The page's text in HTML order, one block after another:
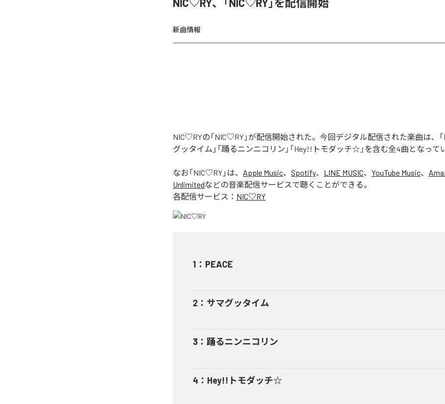
新曲情報
NIC♡RYの「NIC♡RY」が配信開始された。今回デジタル配信された楽曲は、「
グッタイム」「踊るニンニコリン」「Hey!!トモダッチ☆」を含む全4曲となって
なお「NIC♡RY 」は、 Apple Music、 Spotify、 LINE MUSIC、 YouTube Music、
Unlimitedなどの音楽配信サービスで聴くことができる。
各配信サービス： NIC♡RY
1 ： PEACE
2 ： サマグッタイム
3 ： 踊るニンニコリン
4 ： Hey!!トモダッチ☆